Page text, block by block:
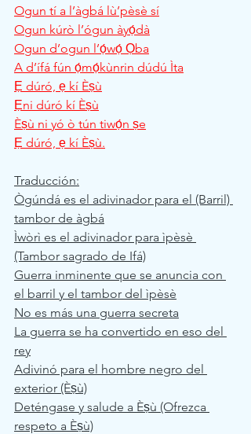
Ogun tí a l’àgbá lù’pèsè sí
Ogun kúrò l’ógun àyọ́dà
Ogun d’ogun l’ọ́wọ́ Ọba
A d’ífá fún ọ́mọ́kùnrin dúdú Ìta
Ẹ dúró, ẹ kí Èṣù
Ẹni dúró kí Èṣù
Èṣù ni yó ò tún tiwọ́n ṣe
Ẹ dúró, ẹ kí Èṣù.
Traducción:
Ògúndá es el adivinador para el (Barril)
tambor de àgbá
Ìwòrì es el adivinador para ìpèsè
(Tambor sagrado de Ifá)
Guerra inminente que se anuncia con
el barril y el tambor del ìpèsè
No es más una guerra secreta
La guerra se ha convertido en eso del
rey
Adivinó para el hombre negro del
exterior (Èṣù)
Deténgase y salude a Èṣù (Ofrezca
respeto a Èṣù)